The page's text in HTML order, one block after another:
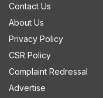
Contact Us
About Us
Privacy Policy
CSR Policy
Complaint Redressal
Advertise